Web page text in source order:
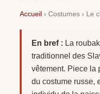
Accueil › Costumes › Le
En bref : La
traditionnel des
vêtement. Piece la
du costume russe,